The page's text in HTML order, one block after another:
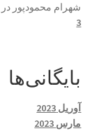
شهرام محمودپور در
3
بایگانی‌ها
آوریل 2023
مارس 2023